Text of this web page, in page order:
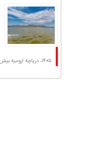
۱۴۰۵، دریاچه ارومیه بیش از ۴ میلیارد متر مکعب آب دارد.